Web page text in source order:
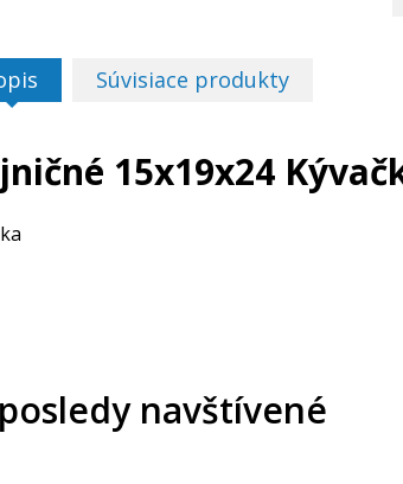
Súvisiace produkty
15x19x24
navštívené